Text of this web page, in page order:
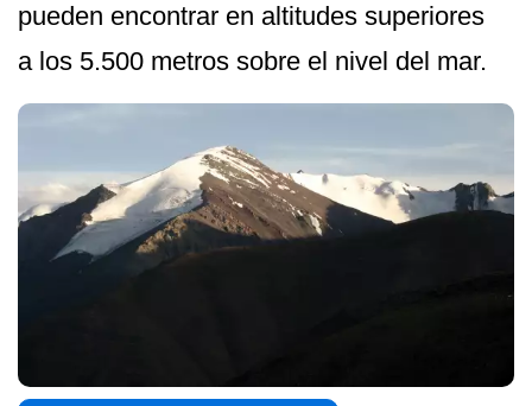
pueden encontrar en altitudes superiores
a los 5.500 metros sobre el nivel del mar.